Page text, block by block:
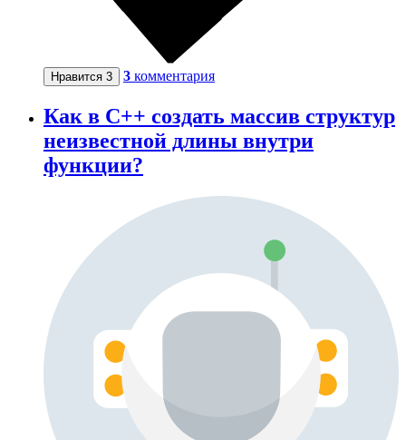
Нравится 3 3 комментария
Как в C++ создать массив структур
неизвестной длины внутри
функции?